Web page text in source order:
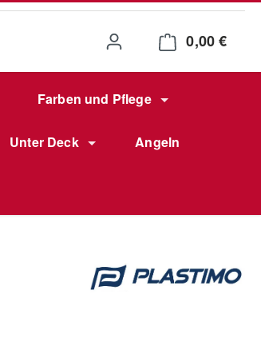
0,00 €
Farben und Pflege
Unter Deck Angeln